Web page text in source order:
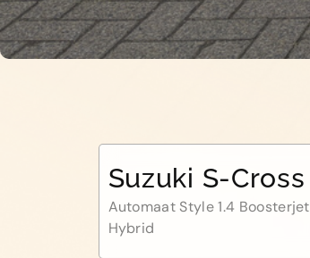
Suzuki S-Cross
Automaat Style 1.4 Boosterjet
Hybrid